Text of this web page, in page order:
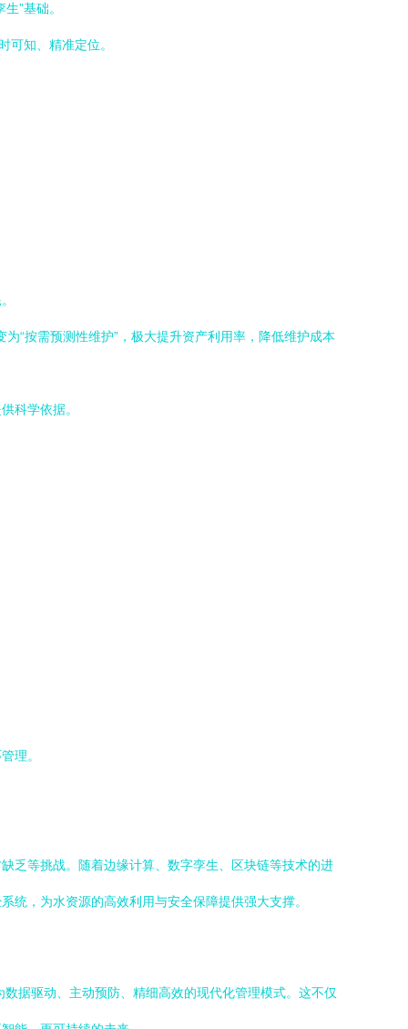
”基础。
可知、精准定位。
“按需预测性维护”，极大提升资产利用率，降低维护成本
科学依据。
理。
乏等挑战。随着边缘计算、数字孪生、区块链等技术的进
统，为水资源的高效利用与安全保障提供强大支撑。
据驱动、主动预防、精细高效的现代化管理模式。这不仅